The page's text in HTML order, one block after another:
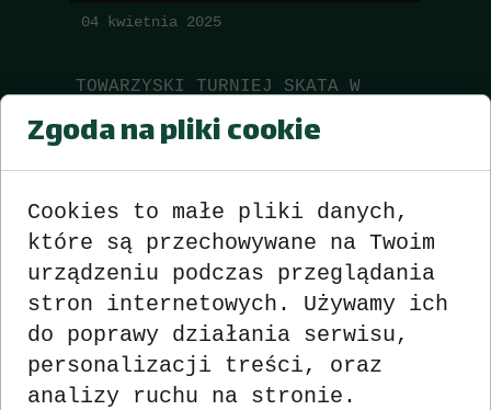
Wyniki
04 kwietnia 2025
TOWARZYSKI TURNIEJ SKATA W
Wyniki
Zgoda na pliki cookie
Cookies to małe pliki danych,
które są przechowywane na Twoim
urządzeniu podczas przeglądania
stron internetowych. Używamy ich
do poprawy działania serwisu,
personalizacji treści, oraz
analizy ruchu na stronie.